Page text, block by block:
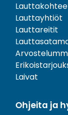
Lauttayhtiöt
Lauttareitit
Laivat
Ohjeita ja